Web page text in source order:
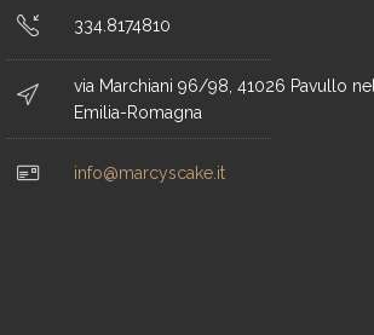
334.8174810
via Marchiani 96/98, 41026 Pavullo
Emilia-Romagna
info@marcyscake.it